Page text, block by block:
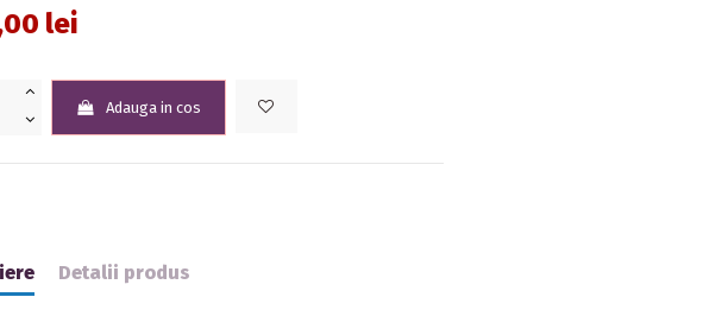
lei
Adauga in cos
Detalii produs